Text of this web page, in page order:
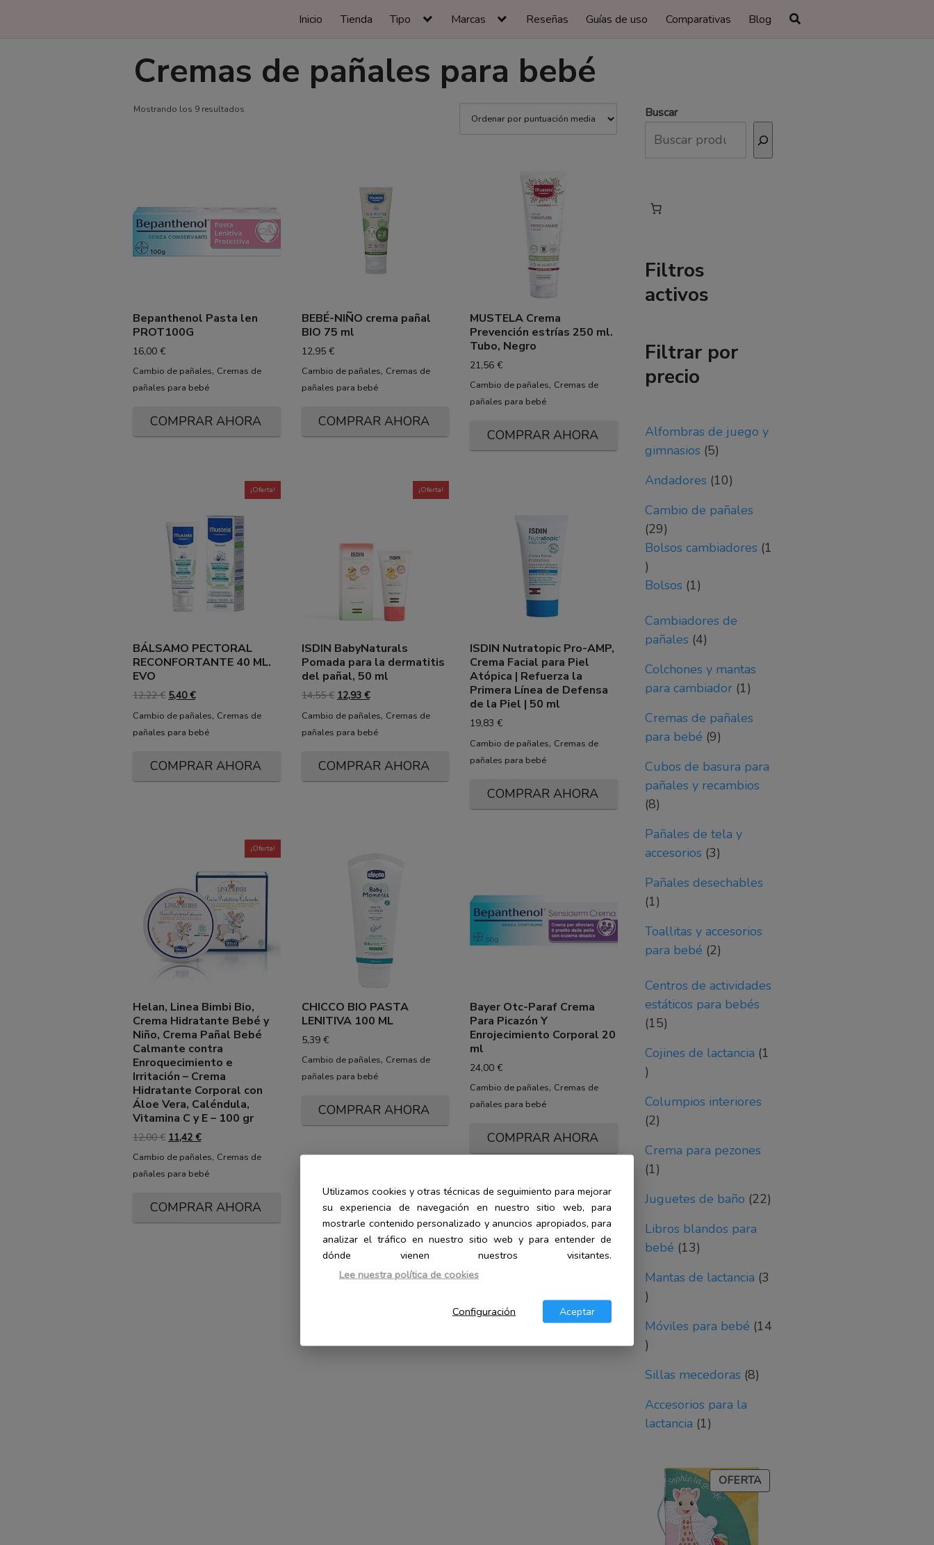
Inicio Tienda Tipo Marcas Reseñas Guías de uso Comparativas Blog
Cremas de pañales para bebé
Mostrando los 9 resultados
Bepanthenol Pasta len
PROT100G
16,00 €
Cambio de pañales, Cremas de
pañales para bebé
COMPRAR AHORA
BEBÉ-NIÑO crema pañal
BIO 75 ml
12,95 €
Cambio de pañales, Cremas de
pañales para bebé
COMPRAR AHORA
MUSTELA Crema
Prevención estrías 250 ml.
Tubo, Negro
21,56€
Cambio de pañales, Cremas de
pañales para bebé
COMPRAR AHORA
¡Oferta!
BÁLSAMO PECTORAL
RECONFORTANTE 40 ML.
EVO
12,22€ El
original
era:
5,40€El
actual
es:
Cambio de pañales, Cremas de
pañales para bebé
COMPRAR AHORA
¡Oferta!
ISDIN BabyNaturals
Pomada para la dermatitis
del pañal, 50 ml
14,55€ El
original
era:
12,93 €El
actual
es:
Cambio de pañales, Cremas de
pañales para bebé
COMPRAR AHORA
ISDIN Nutratopic Pro-AMP,
Crema Facial para Piel
Atópica | Refuerza la
Primera Línea de Defensa
de la Piel | 50 ml
19,83€
Cambio de pañales, Cremas de
pañales para bebé
COMPRAR AHORA
¡Oferta!
Helan, Linea Bimbi Bio,
Crema Hidratante Bebé y
Niño, Crema Pañal Bebé
Calmante contra
Enroquecimiento e
Irritación – Crema
Hidratante Corporal con
Áloe Vera, Caléndula,
Vitamina C y E – 100 gr
12,00€ El
original
era:
11,42 €El
actual
es:
Cambio de pañales, Cremas de
pañales para bebé
COMPRAR AHORA
CHICCO BIO PASTA
LENITIVA 100 ML
5,39 €
Cambio de pañales, Cremas de
pañales para bebé
COMPRAR AHORA
Bayer Otc-Paraf Crema
Para Picazón Y
Enrojecimiento Corporal 20
ml
24,00€
Cambio de pañales, Cremas de
pañales para bebé
COMPRAR AHORA
Buscar
Filtros
activos
Filtrar por
precio
Alfombras de juego y
gimnasios 55
Andadores 1010
Cambio de pañales
2929
productos
Bolsos cambiadores 1
1
producto
Bolsos 11
Cambiadores de
pañales 44
Colchones y mantas
para cambiador 11
Cremas de pañales
para bebé 99
Cubos de basura para
pañales y recambios
88
Pañales de tela y
accesorios 33
Pañales desechables
11
Toallitas y accesorios
para bebé 22
Centros de actividades
estáticos para bebés
1515
Cojines de lactancia 1
1
Columpios interiores
22
Crema para pezones
11
Juguetes de baño 2222
Libros blandos para
bebé 1313
Mantas de lactancia 3
3
Móviles para bebé 14
14
Sillas mecedoras 88
Accesorios para la
lactancia 11
OFERTAPRODUCTO
EN
Utilizamos cookies y otras técnicas de seguimiento para mejorar
su experiencia de navegación en nuestro sitio web, para
mostrarle contenido personalizado y anuncios apropiados, para
analizar el tráfico en nuestro sitio web y para entender de
dónde vienen nuestros visitantes.
Lee nuestra política de cookies
Aceptar
Configuración